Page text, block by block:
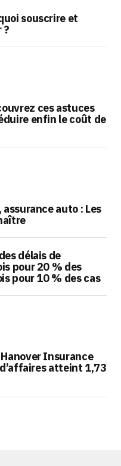
souscrire et
?
ces astuces
enfin le coût de
auto : Les
délais de
pour 20 % des
pour 10 % des cas
Insurance
atteint 1,73